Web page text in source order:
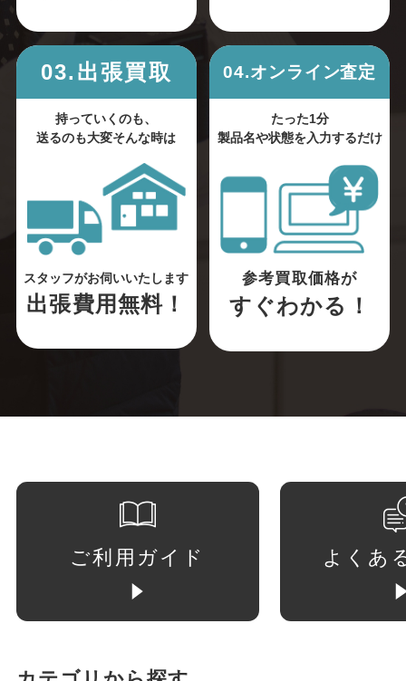
03.出張買取
持っていくのも、
送るのも大変そんな時は
スタッフがお伺いいたします
出張費用無料！
04.オンライン査定
たった1分
製品名や状態を入力するだけ
参考買取価格が
すぐわかる！
ご利用ガイド よくあ